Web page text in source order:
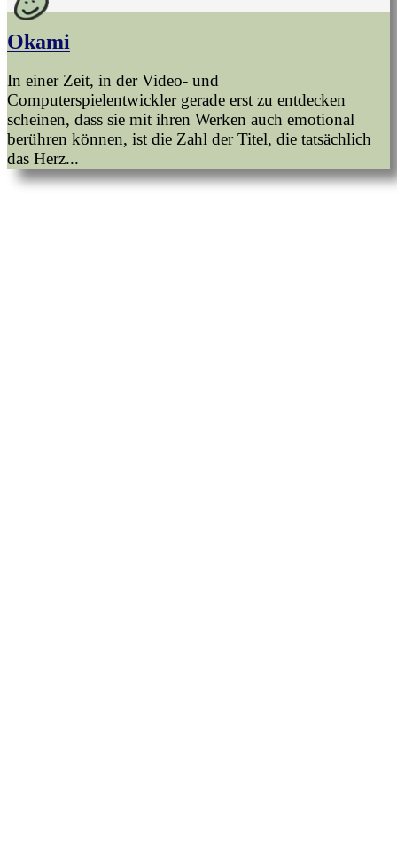
Okami
In einer Zeit, in der Video- und
Computerspielentwickler gerade erst zu entdecken
scheinen, dass sie mit ihren Werken auch emotional
berühren können, ist die Zahl der Titel, die tatsächlich
das Herz...